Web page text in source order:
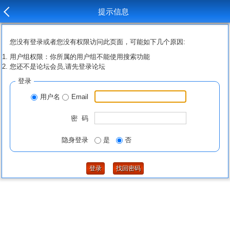
提示信息
您没有登录或者您没有权限访问此页面，可能如下几个原因:
用户组权限：你所属的用户组不能使用搜索功能
您还不是论坛会员,请先登录论坛
登录
用户名 Email
密 码
隐身登录 是 否